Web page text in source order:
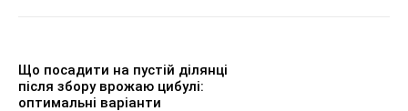
Що посадити на пустій ділянці
після збору врожаю цибулі:
оптимальні варіанти